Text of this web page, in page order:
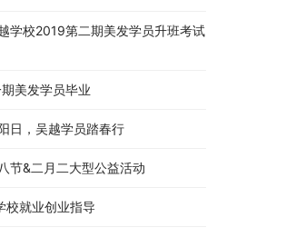
学校2019第二期美发学员升班考试
美发学员毕业
日，吴越学员踏春行
节&二月二大型公益活动
校就业创业指导